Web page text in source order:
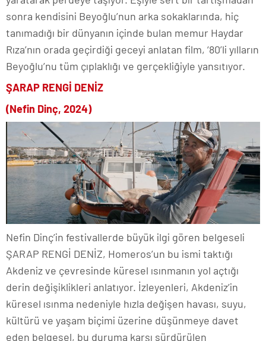
sonra kendisini Beyoğlu’nun arka sokaklarında, hiç
tanımadığı bir dünyanın içinde bulan memur Haydar
Rıza’nın orada geçirdiği geceyi anlatan film, ‘80’li yılların
Beyoğlu’nu tüm çıplaklığı ve gerçekliğiyle yansıtıyor.
ŞARAP RENGİ DENİZ
(Nefin Dinç, 2024)
Nefin Dinç’in festivallerde büyük ilgi gören belgeseli
ŞARAP RENGİ DENİZ, Homeros’un bu ismi taktığı
Akdeniz ve çevresinde küresel ısınmanın yol açtığı
derin değişiklikleri anlatıyor. İzleyenleri, Akdeniz’in
küresel ısınma nedeniyle hızla değişen havası, suyu,
kültürü ve yaşam biçimi üzerine düşünmeye davet
eden belgesel, bu duruma karşı sürdürülen